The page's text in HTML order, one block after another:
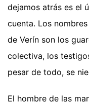
dejamos atrás es el
cuenta. Los
de Verín son los
colectiva, los
pesar de todo, se
El hombre de las